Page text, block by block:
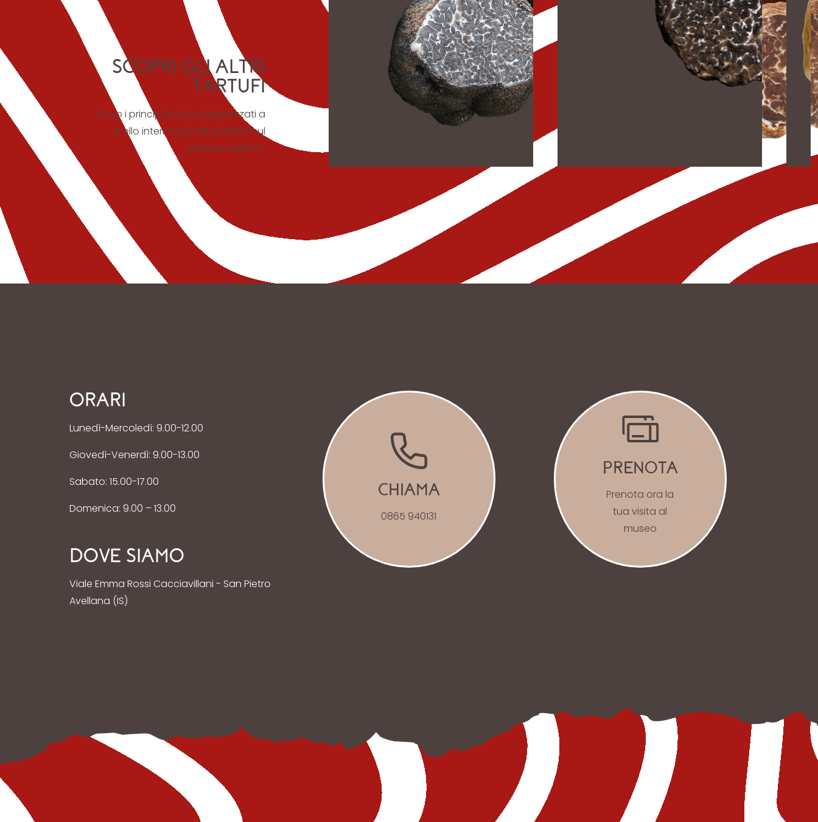
SCOPRI GLI ALTRI
TARTUFI
Ecco i principali tartufi apprezzati a
livello internazionale presenti sul
territorio italiano.
ORARI
Lunedì-Mercoledì: 9.00-12.00
Giovedì-Venerdì: 9.00-13.00
Sabato: 15.00-17.00
Domenica: 9.00 – 13.00
DOVE SIAMO
Viale Emma Rossi Cacciavillani - San Pietro
Avellana (IS)
CHIAMA
0865 940131
PRENOTA
Prenota ora la
tua visita al
museo